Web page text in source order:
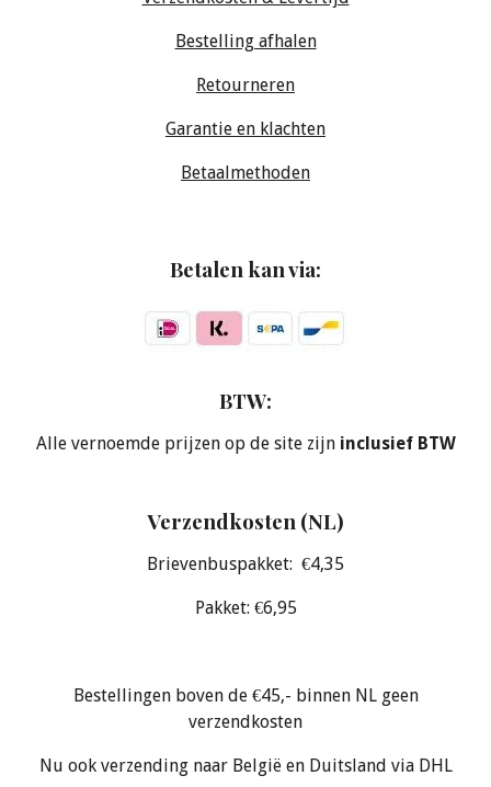
Bestelling afhalen
Retourneren
Garantie en klachten
Betaalmethoden
Betalen kan via:
BTW:
Alle vernoemde prijzen op de site zijn inclusief BTW
Verzendkosten (NL)
Brievenbuspakket: €4,35
Pakket: €6,95
Bestellingen boven de €45,- binnen NL geen
verzendkosten
Nu ook verzending naar België en Duitsland via DHL